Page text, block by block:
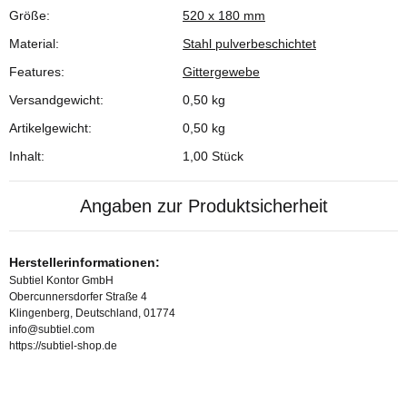
Größe:
520 x 180 mm
Material:
Stahl pulverbeschichtet
Features:
Gittergewebe
Versandgewicht:
0,50 kg
Artikelgewicht:
0,50 kg
Inhalt:
1,00 Stück
Angaben zur Produktsicherheit
Herstellerinformationen:
Subtiel Kontor GmbH
Obercunnersdorfer Straße 4
Klingenberg, Deutschland, 01774
info@subtiel.com
https://subtiel-shop.de